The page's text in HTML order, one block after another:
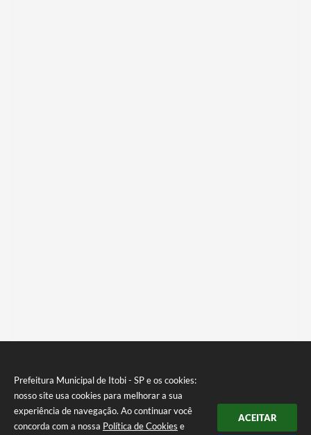
Prefeitura Municipal de Itobi - SP e os cookies:
nosso site usa cookies para melhorar a sua
experiência de navegação. Ao continuar você
concorda com a nossa Política de Cookies e
ACEITAR